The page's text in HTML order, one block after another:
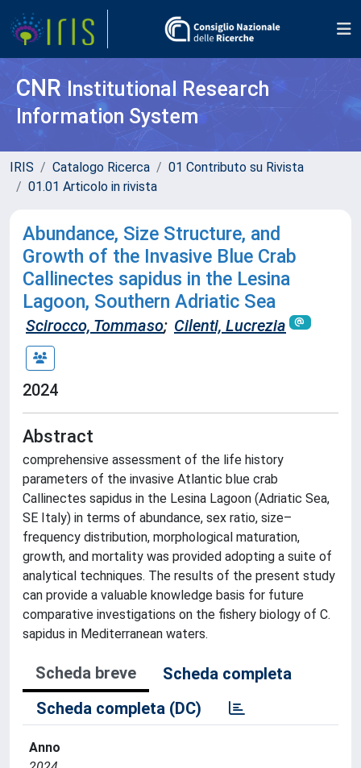
CNR Institutional Research
Information System
IRIS Catalogo Ricerca
01 Contributo su Rivista
01.01 Articolo in rivista
Abundance, Size Structure, and
Growth of the Invasive Blue Crab
Callinectes sapidus in the Lesina
Lagoon, Southern Adriatic Sea
Scirocco, Tommaso; Cilenti, Lucrezia
2024
Abstract
comprehensive assessment of the life history
parameters of the invasive Atlantic blue crab
Callinectes sapidus in the Lesina Lagoon (Adriatic Sea,
SE Italy) in terms of abundance, sex ratio, size–
frequency distribution, morphological maturation,
growth, and mortality was provided adopting a suite of
analytical techniques. The results of the present study
can provide a valuable knowledge basis for future
comparative investigations on the fishery biology of C.
sapidus in Mediterranean waters.
Scheda breve
Scheda completa
Scheda completa (DC)
Anno